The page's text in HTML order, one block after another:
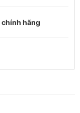
chính hãng